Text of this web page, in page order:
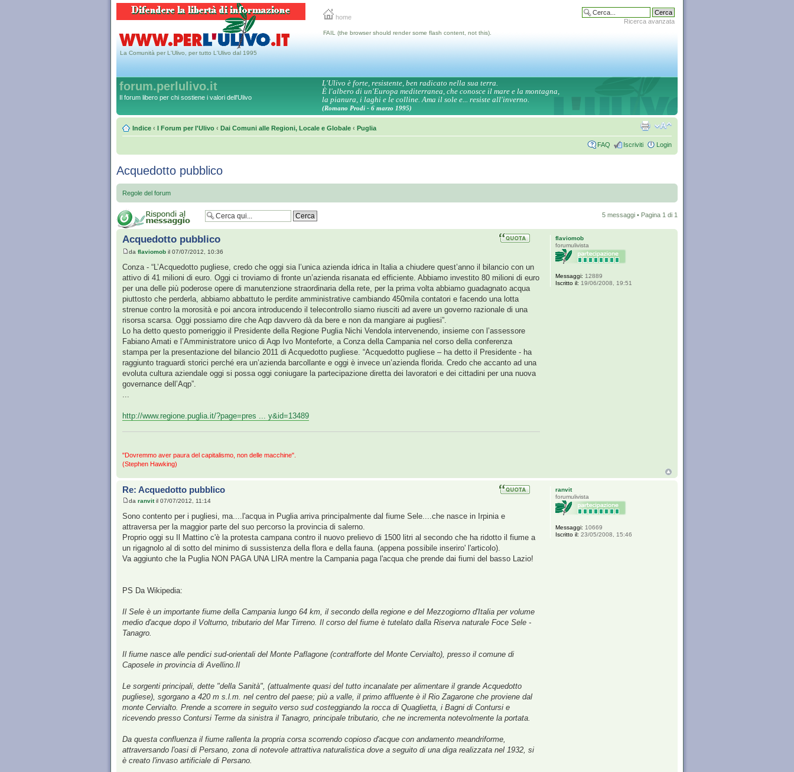
home
Ricerca avanzata
La Comunità per L'Ulivo, per tutto L'Ulivo dal 1995
FAIL (the browser should render some flash content, not this).
forum.perlulivo.it
Il forum libero per chi sostiene i valori dell'Ulivo
L'Ulivo è forte, resistente, ben radicato nella sua terra.
È l'albero di un'Europa mediterranea, che conosce il mare e la montagna,
la pianura, i laghi e le colline. Ama il sole e... resiste all'inverno.
(Romano Prodi - 6 marzo 1995)
Indice ‹ I Forum per l'Ulivo ‹ Dai Comuni alle Regioni, Locale e Globale ‹ Puglia
FAQ Iscriviti Login
Acquedotto pubblico
Regole del forum
5 messaggi • Pagina 1 di 1
Acquedotto pubblico
da flaviomob il 07/07/2012, 10:36
Conza - “L’Acquedotto pugliese, credo che oggi sia l’unica azienda idrica in Italia a chiudere quest’anno il bilancio con un
attivo di 41 milioni di euro. Oggi ci troviamo di fronte un’azienda risanata ed efficiente. Abbiamo investito 80 milioni di euro
per una delle più poderose opere di manutenzione straordinaria della rete, per la prima volta abbiamo guadagnato acqua
piuttosto che perderla, abbiamo abbattuto le perdite amministrative cambiando 450mila contatori e facendo una lotta
strenue contro la morosità e poi ancora introducendo il telecontrollo siamo riusciti ad avere un governo razionale di una
risorsa scarsa. Oggi possiamo dire che Aqp davvero dà da bere e non da mangiare ai pugliesi”.
Lo ha detto questo pomeriggio il Presidente della Regione Puglia Nichi Vendola intervenendo, insieme con l’assessore
Fabiano Amati e l’Amministratore unico di Aqp Ivo Monteforte, a Conza della Campania nel corso della conferenza
stampa per la presentazione del bilancio 2011 di Acquedotto pugliese. “Acquedotto pugliese – ha detto il Presidente - ha
raggiunto traguardi storici perché era un’azienda barcollante e oggi è invece un’azienda florida. Credo che accanto ad una
evoluta cultura aziendale oggi si possa oggi coniugare la partecipazione diretta dei lavoratori e dei cittadini per una nuova
governance dell’Aqp”.
...
http://www.regione.puglia.it/?page=pres ... y&id=13489
"Dovremmo aver paura del capitalismo, non delle macchine".
(Stephen Hawking)
flaviomob
forumulivista
Messaggi: 12889
Iscritto il: 19/06/2008, 19:51
Re: Acquedotto pubblico
da ranvitil 07/07/2012, 11:14
Sono contento per i pugliesi, ma....l'acqua in Puglia arriva principalmente dal fiume Sele....che nasce in Irpinia e
attraversa per la maggior parte del suo percorso la provincia di salerno.
Proprio oggi su Il Mattino c'è la protesta campana contro il nuovo prelievo di 1500 litri al secondo che ha ridotto il fiume a
un rigagnolo al di sotto del minimo di sussistenza della flora e della fauna. (appena possibile inseriro' l'articolo).
Va aggiunto che la Puglia NON PAGA UNA LIRA mentre la Campania paga l'acqua che prende dai fiumi del basso Lazio!
PS Da Wikipedia:
Il Sele è un importante fiume della Campania lungo 64 km, il secondo della regione e del Mezzogiorno d'Italia per volume
medio d'acque dopo il Volturno, tributario del Mar Tirreno. Il corso del fiume è tutelato dalla Riserva naturale Foce Sele -
Tanagro.
Il fiume nasce alle pendici sud-orientali del Monte Paflagone (contrafforte del Monte Cervialto), presso il comune di
Caposele in provincia di Avellino.Il
Le sorgenti principali, dette "della Sanità", (attualmente quasi del tutto incanalate per alimentare il grande Acquedotto
pugliese), sgorgano a 420 m s.l.m. nel centro del paese; più a valle, il primo affluente è il Rio Zagarone che proviene dal
monte Cervialto. Prende a scorrere in seguito verso sud costeggiando la rocca di Quaglietta, i Bagni di Contursi e
ricevendo presso Contursi Terme da sinistra il Tanagro, principale tributario, che ne incrementa notevolmente la portata.
Da questa confluenza il fiume rallenta la propria corsa scorrendo copioso d'acque con andamento meandriforme,
attraversando l'oasi di Persano, zona di notevole attrattiva naturalistica dove a seguito di una diga realizzata nel 1932, si
è creato l'invaso artificiale di Persano.
ranvit
forumulivista
Messaggi: 10669
Iscritto il: 23/05/2008, 15:46